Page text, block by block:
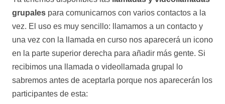
grupales para comunicarnos con varios contactos a la
vez. El uso es muy sencillo: llamamos a un contacto y
una vez con la llamada en curso nos aparecerá un icono
en la parte superior derecha para añadir más gente. Si
recibimos una llamada o videollamada grupal lo
sabremos antes de aceptarla porque nos aparecerán los
participantes de esta: